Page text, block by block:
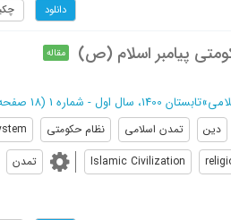
دانلود
پیامبر اسلام (ص) مقاله
»تابستان 1400، سال اول - شماره 1 (‎18 صفحه -
دین تمدن اسلامی نظام حکومتی
Islamic Civilization تمدن